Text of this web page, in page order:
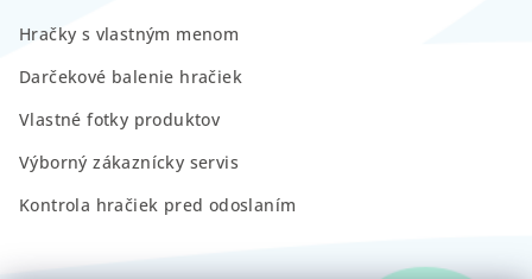
Hračky s vlastným menom
Darčekové balenie hračiek
Vlastné fotky produktov
Výborný zákaznícky servis
Kontrola hračiek pred odoslaním